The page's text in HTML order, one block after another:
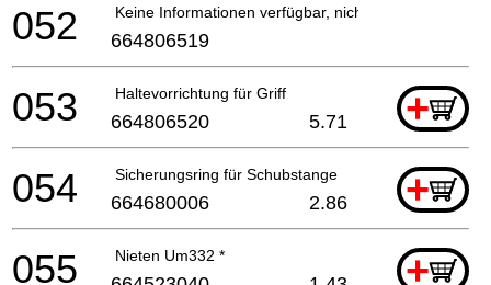
Keine Informationen verfügbar, nicht bestellbar
052 664806519
Haltevorrichtung für Griff +
053 664806520 5.71
Sicherungsring für Schubstange +
054 664680006 2.86
Nieten Um332 * +
055